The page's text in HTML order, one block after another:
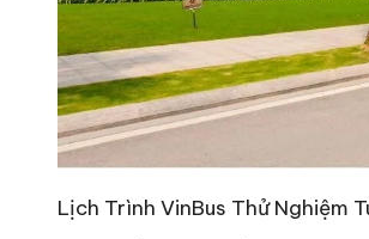
Lịch Trình VinBus Thử Nghiệm